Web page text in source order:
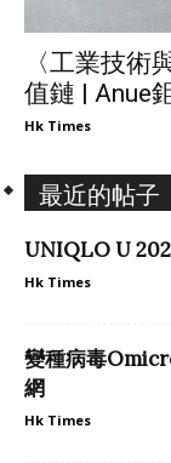
〈工業技術
值鏈 | Anue
Hk Times
最近的帖子
UNIQLO U
Hk Times
變種病毒
網
Hk Times